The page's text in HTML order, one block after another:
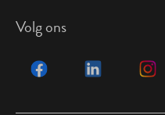
Volg ons